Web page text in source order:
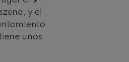
y el
unos